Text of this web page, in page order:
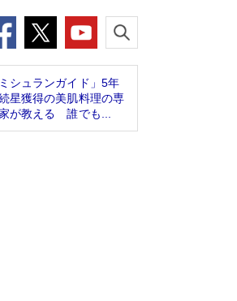
ミシュランガイド」5年
星獲得の美肌料理の専
が教える 誰でも...